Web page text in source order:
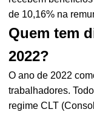
de 10,16% na
Quem tem
2022?
O ano de 2022
trabalhadores.
regime CLT